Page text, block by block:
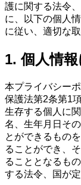
護に関する法令
に、以下の個人
に従い、適切な
1. 個人情
本プライバシー
保護法第2条第1
生存する個人に
名、生年月日そ
とができるもの
ることができ、
ることとなるも
する法令、国が